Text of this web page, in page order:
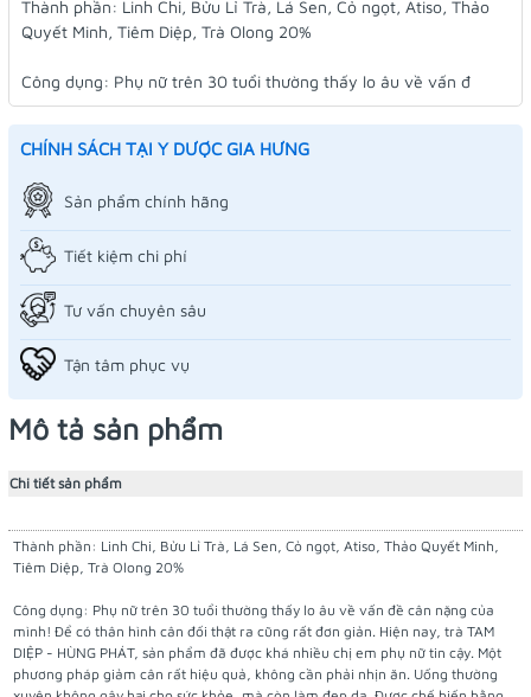
Thành phần: Linh Chi, Bửu Lỉ Trà, Lá Sen, Cỏ ngọt, Atiso, Thảo
Quyết Minh, Tiêm Diệp, Trà Olong 20%
Công dụng: Phụ nữ trên 30 tuổi thường thấy lo âu về vấn đ
CHÍNH SÁCH TẠI Y DƯỢC GIA HƯNG
Sản phẩm chính hãng
Tiết kiệm chi phí
Tư vấn chuyên sâu
Tận tâm phục vụ
Mô tả sản phẩm
Chi tiết sản phẩm
Thành phần: Linh Chi, Bửu Lỉ Trà, Lá Sen, Cỏ ngọt, Atiso, Thảo Quyết Minh,
Tiêm Diệp, Trà Olong 20%
Công dụng: Phụ nữ trên 30 tuổi thường thấy lo âu về vấn đề cân nặng của
mình! Để có thân hình cân đối thật ra cũng rất đơn giản. Hiện nay, trà TAM
DIỆP - HÙNG PHÁT, sản phẩm đã được khá nhiều chị em phụ nữ tin cậy. Một
phương pháp giảm cân rất hiệu quả, không cần phải nhịn ăn. Uống thường